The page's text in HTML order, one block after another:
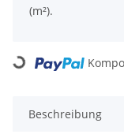
(m²).
Loading...
Beschreibung